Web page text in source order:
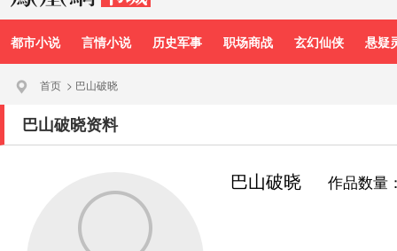
都市小说 言情小说 历史军事 职场商战 玄幻仙侠 悬疑
首页 > 巴山破晓
巴山破晓资料
巴山破晓 作品数量